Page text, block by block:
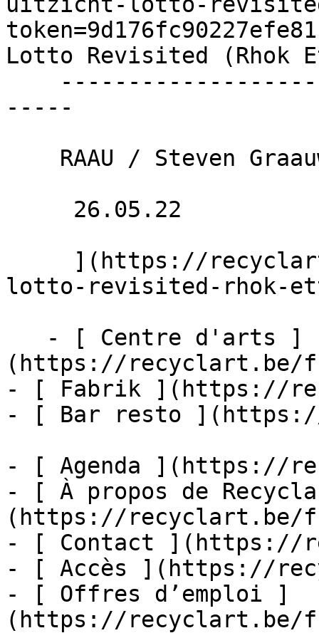
Lotto Revisited (Rhok
-----
lotto-revisited-rhok-
(https://recyclart.be/
- [ Fabrik ](https://
- [ Bar resto
- [ Agenda ](https://
- [ À propos de
(https://recyclart.be/
- [ Contact ](https://
- [ Accès ](https://
- [ Offres d’emploi ]
(https://recyclart.be/